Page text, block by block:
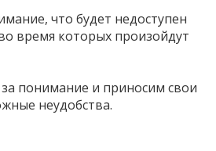
что будет недоступен
время которых произойдут
понимание и приносим свои
неудобства.